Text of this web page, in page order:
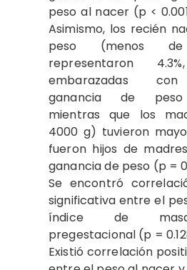
peso al nacer (p <
Asimismo, los recién
peso (menos
representaron
embarazadas
ganancia de peso
mientras que los
4000 g) tuvieron
fueron hijos de
ganancia de peso (p =
Se encontró
significativa entre el
índice de
pregestacional (p =
Existió correlación